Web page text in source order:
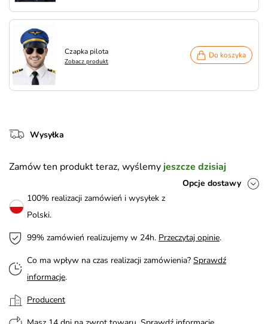
Czapka pilota
Zobacz produkt
Do koszyka
Wysyłka
Zamów ten produkt teraz, wyślemy jeszcze dzisiaj
Opcje dostawy
100% realizacji zamówień i wysyłek z
Polski.
99% zamówień realizujemy w 24h. Przeczytaj opinie.
Co ma wpływ na czas realizacji zamówienia? Sprawdź
informacje.
Producent